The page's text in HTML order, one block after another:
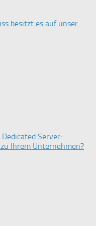
besitzt es auf unser
Server:
Ihrem Unternehmen?